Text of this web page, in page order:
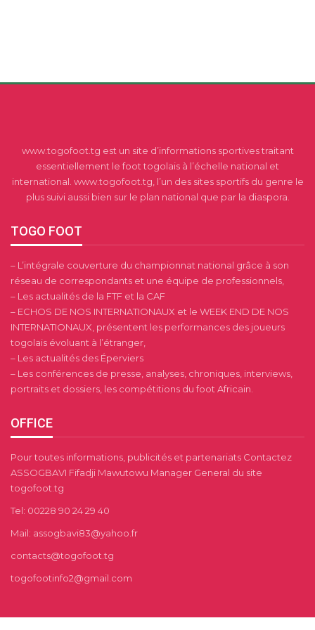
www.togofoot.tg est un site d’informations sportives traitant
essentiellement le foot togolais à l’échelle national et
international. www.togofoot.tg, l’un des sites sportifs du genre le
plus suivi aussi bien sur le plan national que par la diaspora.
TOGO FOOT
– L’intégrale couverture du championnat national grâce à son
réseau de correspondants et une équipe de professionnels,
– Les actualités de la FTF et la CAF
– ECHOS DE NOS INTERNATIONAUX et le WEEK END DE NOS
INTERNATIONAUX, présentent les performances des joueurs
togolais évoluant à l’étranger,
– Les actualités des Éperviers
– Les conférences de presse, analyses, chroniques, interviews,
portraits et dossiers, les compétitions du foot Africain.
OFFICE
Pour toutes informations, publicités et partenariats Contactez
ASSOGBAVI Fifadji Mawutowu Manager General du site
togofoot.tg
Tel: 00228 90 24 29 40
Mail: assogbavi83@yahoo.fr
contacts@togofoot.tg
togofootinfo2@gmail.com